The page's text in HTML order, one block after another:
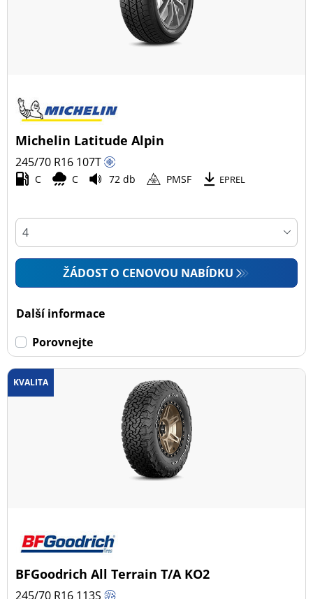
Typ vozidla
Všechny typy (32)
Osobní vůz (8)
4x4 (24)
Zemědělská technika (0)
Dojezdové
Dojezdové (0)
Ne dojezdové (32)
Další možnosti
Michelin Latitude Alpin
245/70 R16 107T
C C 72 db PMSF EPREL
ŽÁDOST O CENOVOU NABÍDKU
Další informace
Porovnejte
KVALITA
BFGoodrich All Terrain T/A KO2
245/70 R16 113S